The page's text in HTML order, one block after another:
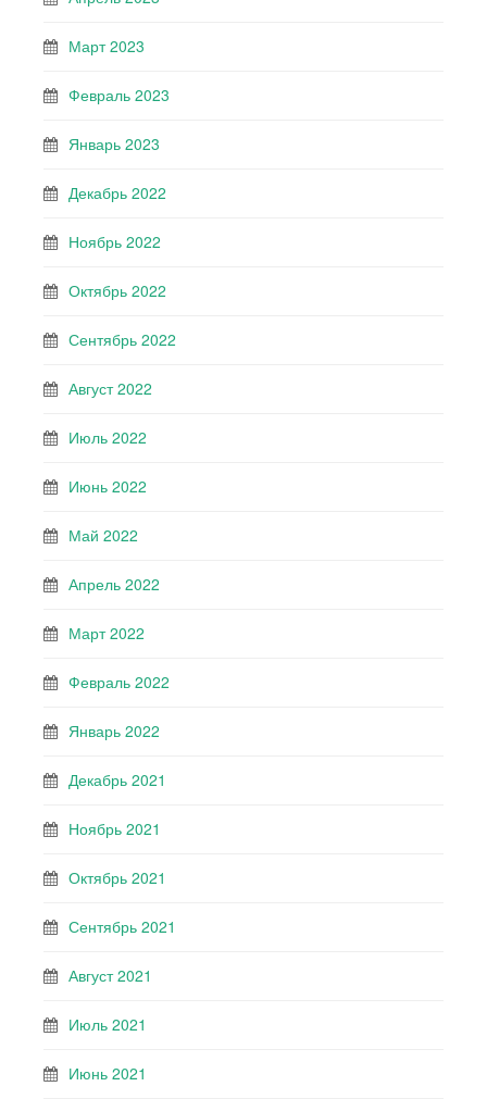
Март 2023
Февраль 2023
Январь 2023
Декабрь 2022
Ноябрь 2022
Октябрь 2022
Сентябрь 2022
Август 2022
Июль 2022
Июнь 2022
Май 2022
Апрель 2022
Март 2022
Февраль 2022
Январь 2022
Декабрь 2021
Ноябрь 2021
Октябрь 2021
Сентябрь 2021
Август 2021
Июль 2021
Июнь 2021